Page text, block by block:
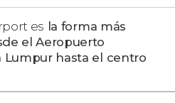
es la forma más
el Aeropuerto
Lumpur hasta el centro